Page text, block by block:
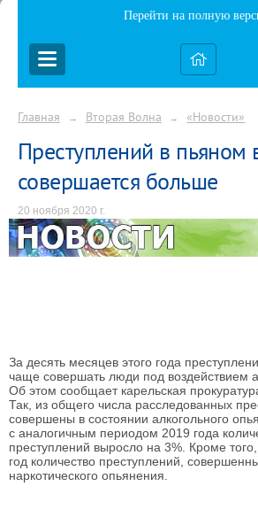
Перейти на полную
Главная → Вторая Волна → «Новости»
Преступлений в пьяном
совершается больше
20 ноября 2020 г.
За десять месяцев этого года
чаще совершать люди под воздействием
Об этом сообщает карельская
Так, из общего числа расследованных
совершены в состоянии алкогольного
с аналогичным периодом 2019 года
преступлений выросло на 3%. Кроме
год количество преступлений,
наркотического опьянения.